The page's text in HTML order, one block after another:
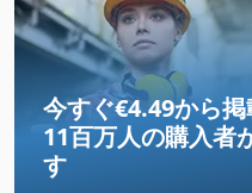
今すぐ€4.49から掲
11百万人の購入者
す